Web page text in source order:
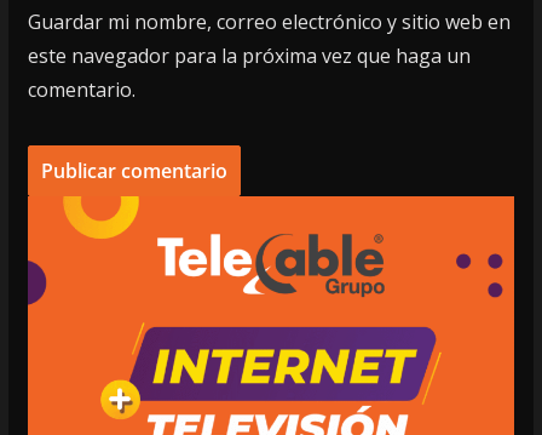
Guardar mi nombre, correo electrónico y sitio web en
este navegador para la próxima vez que haga un
comentario.